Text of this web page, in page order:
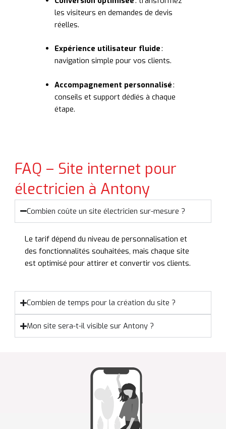
les visiteurs en demandes de devis
réelles.
Expérience utilisateur fluide:
navigation simple pour vos clients.
Accompagnement personnalisé:
conseils et support dédiés à chaque
étape.
FAQ – Site internet pour
électricien à Antony
Combien coûte un site électricien sur-mesure ?
Le tarif dépend du niveau de personnalisation et
des fonctionnalités souhaitées, mais chaque site
est optimisé pour attirer et convertir vos clients.
Combien de temps pour la création du site ?
Mon site sera-t-il visible sur Antony ?